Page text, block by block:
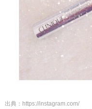
出典：https://instagram.com/